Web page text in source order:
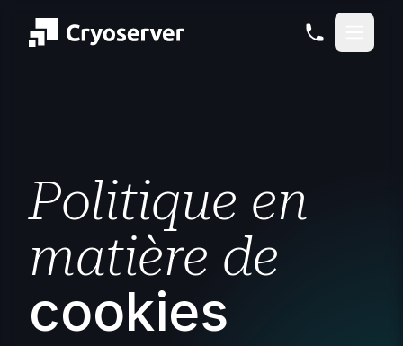
Politique en
matière de
cookies